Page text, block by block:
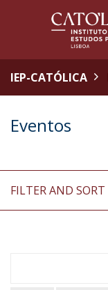
IEP-CATÓLICA
Eventos
FILTER AND SORT